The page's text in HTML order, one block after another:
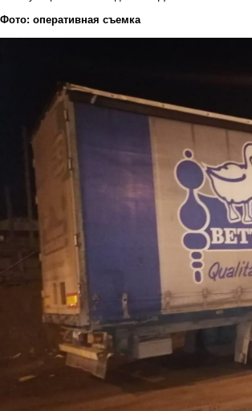
Фото: оперативная съемка